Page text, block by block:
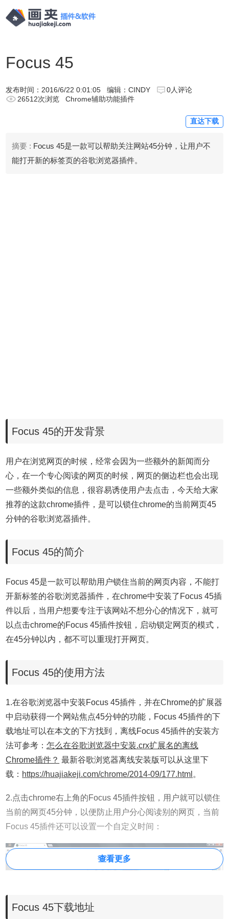
Focus 45
发布时间： 2016/6/22 0:01:05 编辑：CINDY
0人评论
26512次浏览
Chrome辅助功能插件
直达下载
摘要 : Focus 45是一款可以帮助关注网站45分钟，让用户不
能打开新的标签页的谷歌浏览器插件。
Focus 45的开发背景
用户在浏览网页的时候，经常会因为一些额外的新闻而分
心，在一个专心阅读的网页的时候，网页的侧边栏也会出现
一些额外类似的信息，很容易诱使用户去点击，今天给大家
推荐的这款chrome插件，是可以锁住chrome的当前网页45
分钟的谷歌浏览器插件。
Focus 45的简介
Focus 45是一款可以帮助用户锁住当前的网页内容，不能打
开新标签的谷歌浏览器插件，在chrome中安装了Focus 45插
件以后，当用户想要专注于该网站不想分心的情况下，就可
以点击chrome的Focus 45插件按钮，启动锁定网页的模式，
在45分钟以内，都不可以重现打开网页。
Focus 45的使用方法
1.在谷歌浏览器中安装Focus 45插件，并在Chrome的扩展器
中启动获得一个网站焦点45分钟的功能，Focus 45插件的下
载地址可以在本文的下方找到，离线Focus 45插件的安装方
法可参考：怎么在谷歌浏览器中安装.crx扩展名的离线
Chrome插件？ 最新谷歌浏览器离线安装版可以从这里下
载： https://huajiakeji.com/chrome/2014-09/177.html 。
2.点击chrome右上角的Focus 45插件按钮，用户就可以锁住
当前的网页45分钟，以便防止用户分心阅读别的网页，当前
Focus 45插件还可以设置一个自定义时间：
查看更多
Focus 45下载地址